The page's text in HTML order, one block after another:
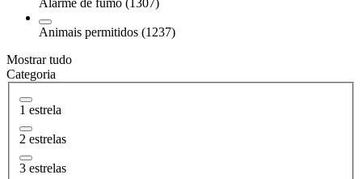
Alarme de fumo (1307)
Animais permitidos (1237)
Mostrar tudo
Categoria
1 estrela
2 estrelas
3 estrelas